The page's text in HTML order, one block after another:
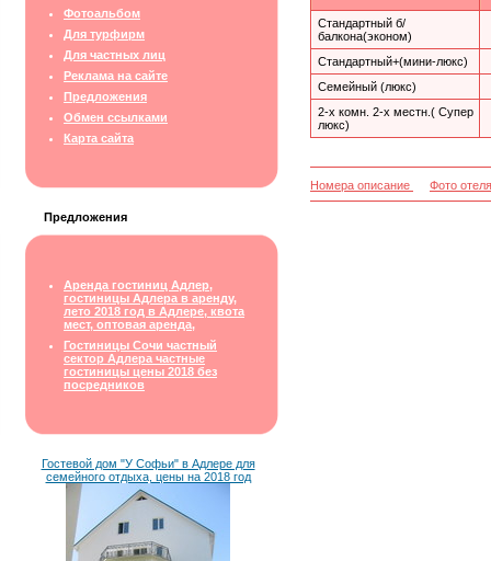
Фотоальбом
Для турфирм
Для частных лиц
Реклама на сайте
Предложения
Обмен ссылками
Карта сайта
Предложения
Аренда гостиниц Адлер,
гостиницы Адлера в аренду,
лето 2018 год в Адлере, квота
мест, оптовая аренда,
Гостиницы Сочи частный
сектор Адлера частные
гостиницы цены 2018 без
посредников
Гостевой дом "У Софьи" в Адлере для
семейного отдыха, цены на 2018 год
Стандартный б/
балкона(эконом)
Стандартный+(мини-люкс)
Семейный (люкс)
2-х комн. 2-х местн.( Супер
люкс)
Номера описание Фото отеля